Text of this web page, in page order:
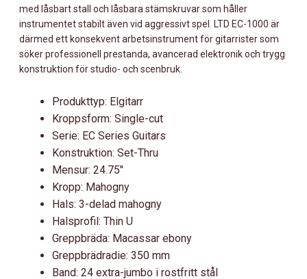
med låsbart stall och låsbara stämskruvar som håller
instrumentet stabilt även vid aggressivt spel. LTD EC-1000 är
därmed ett konsekvent arbetsinstrument för gitarrister som
söker professionell prestanda, avancerad elektronik och trygg
konstruktion för studio- och scenbruk.
Produkttyp: Elgitarr
Kroppsform: Single-cut
Serie: EC Series Guitars
Konstruktion: Set-Thru
Mensur: 24.75″
Kropp: Mahogny
Hals: 3-delad mahogny
Halsprofil: Thin U
Greppbräda: Macassar ebony
Greppbrädradie: 350 mm
Band: 24 extra-jumbo i rostfritt stål